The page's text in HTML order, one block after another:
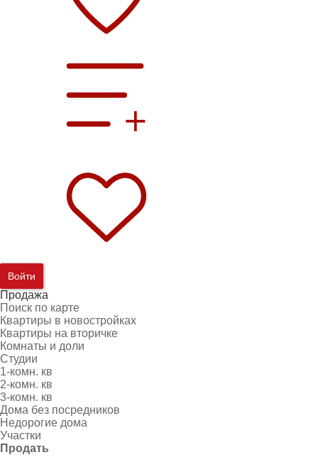
Войти
Продажа
Поиск по карте
Квартиры в новостройках
Квартиры на вторичке
Комнаты и доли
Студии
1-комн. кв
2-комн. кв
3-комн. кв
Дома без посредников
Недорогие дома
Участки
Продать